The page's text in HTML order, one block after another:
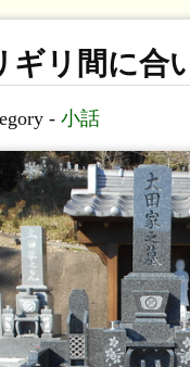
ギリ間に合
- 小話